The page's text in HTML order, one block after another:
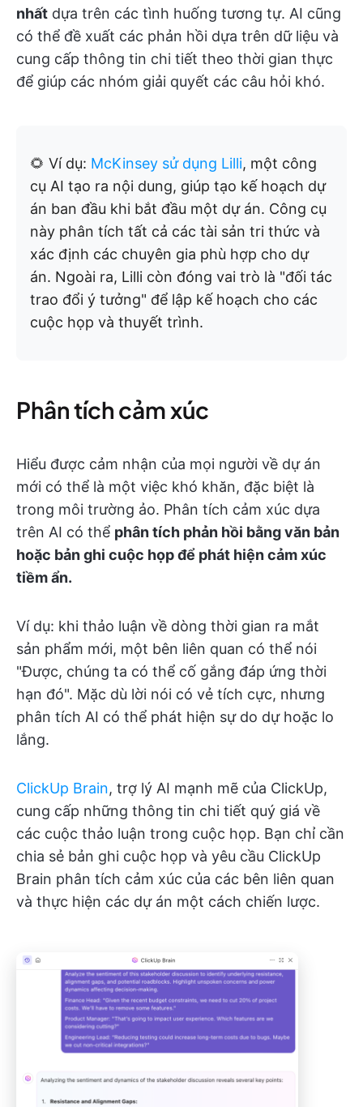
nhất dựa trên các tình huống tương tự. AI cũng
có thể đề xuất các phản hồi dựa trên dữ liệu và
cung cấp thông tin chi tiết theo thời gian thực
để giúp các nhóm giải quyết các câu hỏi khó.
🌻 Ví dụ: McKinsey sử dụng Lilli, một công
cụ AI tạo ra nội dung, giúp tạo kế hoạch dự
án ban đầu khi bắt đầu một dự án. Công cụ
này phân tích tất cả các tài sản tri thức và
xác định các chuyên gia phù hợp cho dự
án. Ngoài ra, Lilli còn đóng vai trò là "đối tác
trao đổi ý tưởng" để lập kế hoạch cho các
cuộc họp và thuyết trình.
Phân tích cảm xúc
Hiểu được cảm nhận của mọi người về dự án
mới có thể là một việc khó khăn, đặc biệt là
trong môi trường ảo. Phân tích cảm xúc dựa
trên AI có thể phân tích phản hồi bằng văn bản
hoặc bản ghi cuộc họp để phát hiện cảm xúc
tiềm ẩn.
Ví dụ: khi thảo luận về dòng thời gian ra mắt
sản phẩm mới, một bên liên quan có thể nói
"Được, chúng ta có thể cố gắng đáp ứng thời
hạn đó". Mặc dù lời nói có vẻ tích cực, nhưng
phân tích AI có thể phát hiện sự do dự hoặc lo
lắng.
ClickUp Brain, trợ lý AI mạnh mẽ của ClickUp,
cung cấp những thông tin chi tiết quý giá về
các cuộc thảo luận trong cuộc họp. Bạn chỉ cần
chia sẻ bản ghi cuộc họp và yêu cầu ClickUp
Brain phân tích cảm xúc của các bên liên quan
và thực hiện các dự án một cách chiến lược.